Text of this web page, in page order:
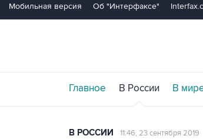
Мобильная версия Об "Интерфаксе"
Главное В России В
В РОССИИ 11:46, 23 сентября 2019